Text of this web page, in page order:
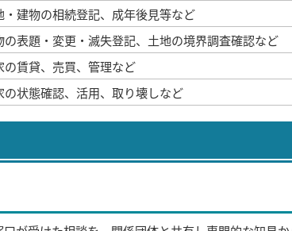
・建物の相続登記、成年後見等など
の表題・変更・滅失登記、土地の境界調査確認など
の賃貸、売買、管理など
の状態確認、活用、取り壊しなど